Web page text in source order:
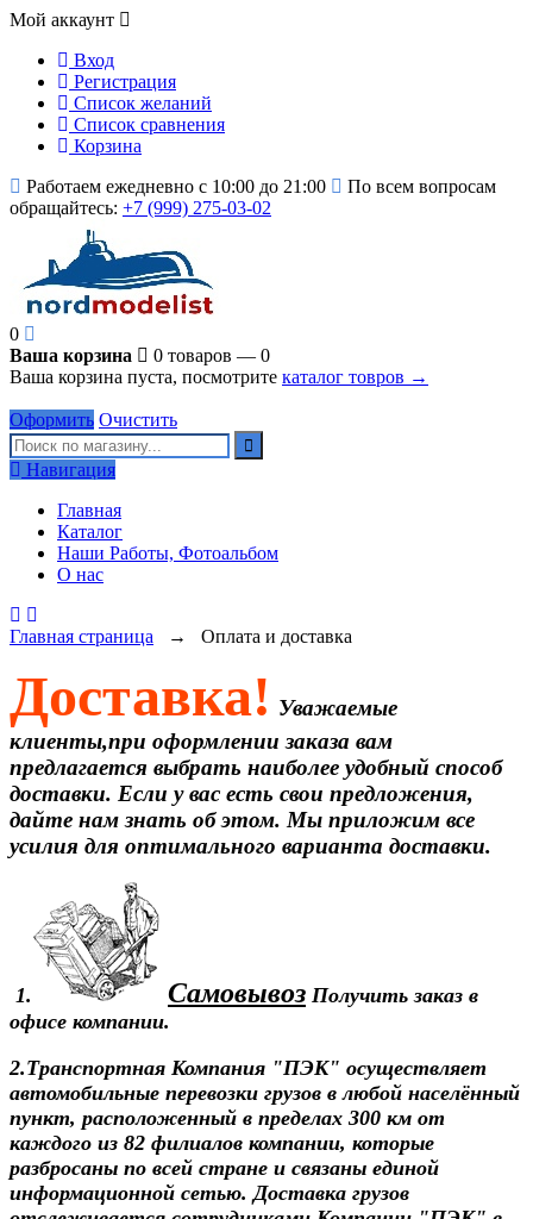
Мой аккаунт
Вход
Регистрация
Список желаний
Список сравнения
Корзина
Работаем ежедневно с 10:00 до 21:00
По всем вопросам
обращайтесь: +7 (999) 275-03-02
0
Ваша корзина
0 товаров — 0
Ваша корзина пуста, посмотрите каталог товров →
Оформить Очистить
Навигация
Главная
Каталог
Наши Работы, Фотоальбом
О нас
Главная страница → Оплата и доставка
Доставка! Уважаемые
клиенты,при оформлении заказа вам
предлагается выбрать наиболее удобный способ
доставки. Если у вас есть свои предложения,
дайте нам знать об этом. Мы приложим все
усилия для оптимального варианта доставки.
1. Самовывоз Получить заказ в
офисе компании.
2.Транспортная Компания "ПЭК" осуществляет
автомобильные перевозки грузов в любой населённый
пункт, расположенный в пределах 300 км от
каждого из 82 филиалов компании, которые
разбросаны по всей стране и связаны единой
информационной сетью. Доставка грузов